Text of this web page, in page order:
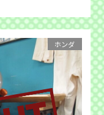
ホンダ